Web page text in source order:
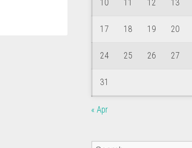
10 11 12 13
17 18 19 20
24 25 26 27
31
« Apr